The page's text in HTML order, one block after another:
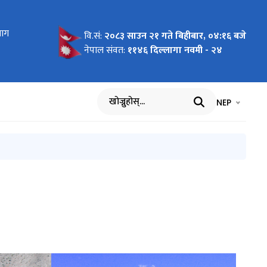
वि.सं: २०८३ साउन २१ गते बिहीबार, ०४:१६ बजे
नेपाल संवत: ११४६ दिल्लागा नवमी - २४
खोज्नुहोस् भाषा चयन
NEP